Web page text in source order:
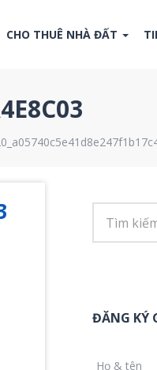
CHO THUÊ NHÀ ĐẤT
ĐĂNG KÝ